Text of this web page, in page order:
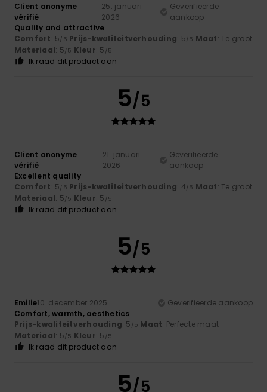
Client anonyme
vérifié
25. januari
2026
Geverifieerde
aankoop
Quality and attractive
Comfort: 5/5 Prijs-kwaliteitverhouding: 5/5 Maat: Te groot
Materiaal: 5/5 Kleur: 5 /5
Ik raad dit product aan
5/5
Client anonyme
vérifié
21. januari
2026
Geverifieerde
aankoop
Excellent quality
Comfort: 5/5 Prijs-kwaliteitverhouding: 4/5 Maat: Te groot
Materiaal: 5/5 Kleur: 5 /5
Ik raad dit product aan
5/5
Emilie10. december 2025
Geverifieerde aankoop
Comfort, warmth, aesthetics
Prijs-kwaliteitverhouding: 5 /5 Maat: Perfecte maat
Materiaal: 5/5 Kleur: 5 /5
Ik raad dit product aan
5/5